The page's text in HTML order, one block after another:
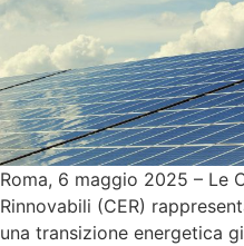
Roma, 6 maggio 2025 – Le
Rinnovabili (CER)
una transizione energetica